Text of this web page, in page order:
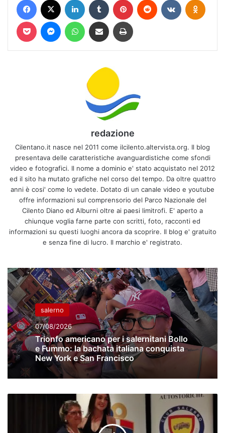
Pocket MessengerWhatsAppCondividi via mail Stampa
redazione
Cilentano.it nasce nel 2011 come ilcilento.altervista.org. Il blog
presentava delle caratteristiche avanguardistiche come sfondi
video e fotografici. Il nome a dominio e' stato acquistato nel 2012
ed il sito ha mutato grafiche nel corso del tempo. Da oltre quattro
anni è cosi' come lo vedete. Dotato di un canale video e youtube
offre informazioni sul comprensorio del Parco Nazionale del
Cilento Diano ed Alburni oltre ai paesi limitrofi. E' aperto a
chiunque voglia farne parte con scritti, foto, racconti ed
informazioni su questi luoghi ancora da scoprire. Il blog e' gratuito
e senza fine di lucro. Il marchio e' registrato.
salerno
07/08/2026
Trionfo americano per i salernitani Bollo
e Fummo: la bachata italiana conquista
New York e San Francisco